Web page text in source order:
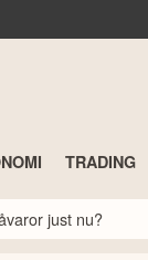
TRADING
just nu?